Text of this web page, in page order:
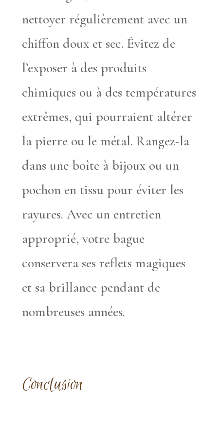
nettoyer régulièrement avec un
chiffon doux et sec. Évitez de
l’exposer à des produits
chimiques ou à des températures
extrêmes, qui pourraient altérer
la pierre ou le métal. Rangez-la
dans une boîte à bijoux ou un
pochon en tissu pour éviter les
rayures. Avec un entretien
approprié, votre bague
conservera ses reflets magiques
et sa brillance pendant de
nombreuses années.
Conclusion